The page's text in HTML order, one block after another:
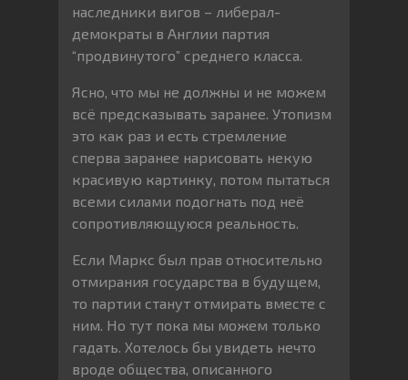
наследники вигов – либерал-
демократы в Англии партия
“продвинутого” среднего класса.
Ясно, что мы не должны и не можем
всё предсказывать заранее. Утопизм
это как раз и есть стремление
сперва заранее нарисовать некую
красивую картинку, потом пытаться
всеми силами подогнать под неё
сопротивляющуюся реальность.
Если Маркс был прав относительно
отмирания государства в будущем,
то партии станут отмирать вместе с
ним. Но тут пока мы можем только
гадать. Хотелось бы увидеть нечто
вроде общества, описанного